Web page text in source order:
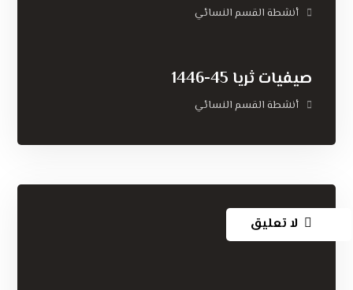
أنشطة القسم النسائي
صيفيات ثريا 45-1446
أنشطة القسم النسائي
لا تعليق